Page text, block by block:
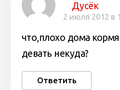
Дусёк
2 июля 2012 в
что,плохо дома
девать некуда?
Ответить